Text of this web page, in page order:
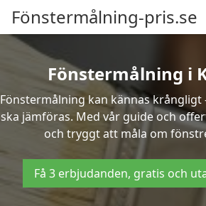
Fönstermålning-pris.se
Fönstermålning i
Fönstermålning kan kännas
ska jämföras. Med vår guide och
och tryggt att måla om
Få 3 erbjudanden, gratis och